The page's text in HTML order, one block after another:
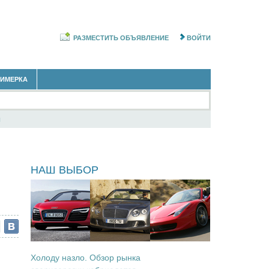
РАЗМЕСТИТЬ ОБЪЯВЛЕНИЕ ВОЙТИ
НАШ ВЫБОР
Холоду назло. Обзор рынка